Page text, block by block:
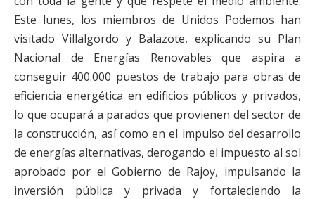
Este lunes, los miembros de Unidos Podemos han
visitado Villalgordo y Balazote, explicando su Plan
Nacional de Energías Renovables que aspira a
conseguir 400.000 puestos de trabajo para obras de
eficiencia energética en edificios públicos y privados,
lo que ocupará a parados que provienen del sector de
la construcción, así como en el impulso del desarrollo
de energías alternativas, derogando el impuesto al sol
aprobado por el Gobierno de Rajoy, impulsando la
inversión pública y privada y fortaleciendo la